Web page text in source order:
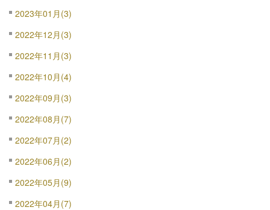
2023年01月(3)
2022年12月(3)
2022年11月(3)
2022年10月(4)
2022年09月(3)
2022年08月(7)
2022年07月(2)
2022年06月(2)
2022年05月(9)
2022年04月(7)